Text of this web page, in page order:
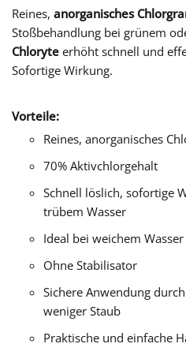
Reines, anorganisches
Stoßbehandlung bei grünem
Chloryte erhöht schnell und
Sofortige Wirkung.
Vorteile:
Reines, anorganisches
70% Aktivchlorgehalt
Schnell löslich, sofortige
trübem Wasser
Ideal bei weichem
Ohne Stabilisator
Sichere Anwendung
weniger Staub
Praktische und einfache